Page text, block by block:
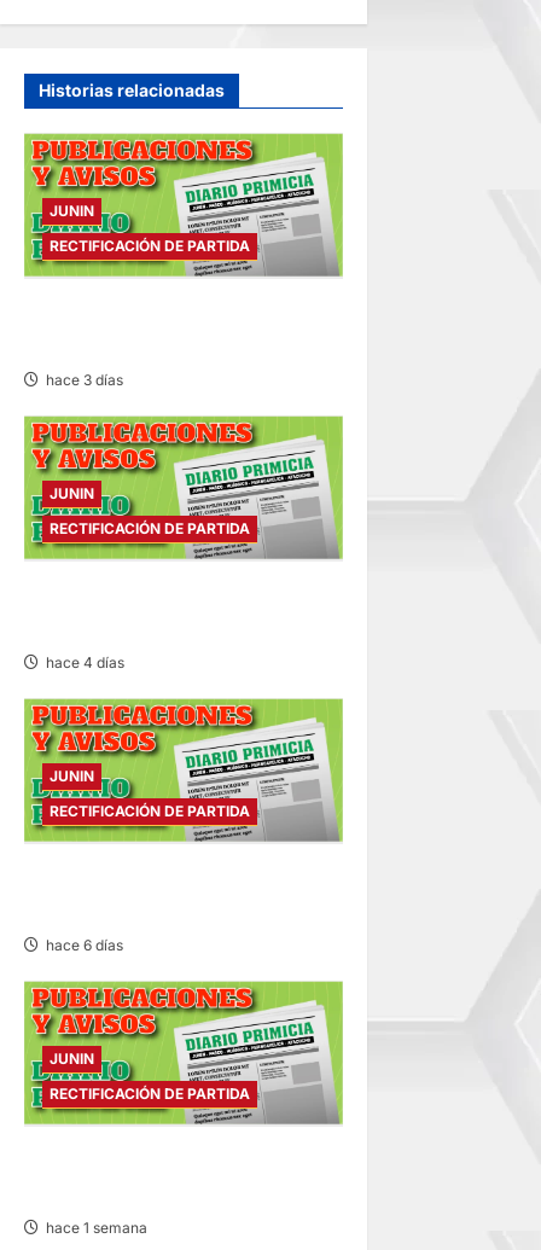
a
c
i
ó
n
e
n
t
r
d
a
s
Historias relacionadas
JUNIN
RECTIFICACIÓN DE PARTIDA
hace 3 días
JUNIN
RECTIFICACIÓN DE PARTIDA
hace 4 días
JUNIN
RECTIFICACIÓN DE PARTIDA
hace 6 días
JUNIN
RECTIFICACIÓN DE PARTIDA
hace 1 semana